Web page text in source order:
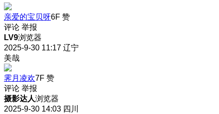
亲爱的宝贝呀6F 赞
评论 举报
LV9浏览器
2025-9-30 11:17 辽宁
美哉
霁月凌欢7F 赞
评论 举报
摄影达人浏览器
2025-9-30 14:03 四川